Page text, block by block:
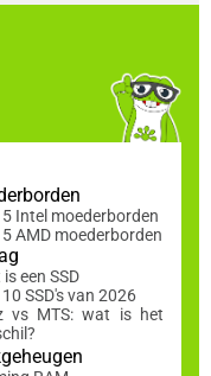
5 Intel moederborden
5 AMD moederborden
een SSD
SSD's van 2026
vs MTS: wat is het